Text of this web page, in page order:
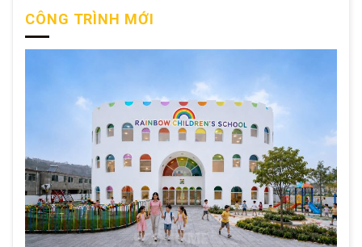
CÔNG TRÌNH MỚI